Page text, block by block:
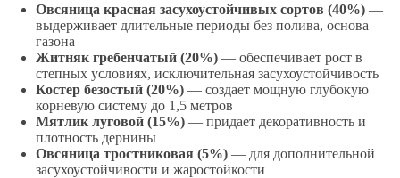
Овсяница красная засухоустойчивых сортов (40%) —
выдерживает длительные периоды без полива, основа
газона
Житняк гребенчатый (20%) — обеспечивает рост в
степных условиях, исключительная засухоустойчивость
Костер безостый (20%) — создает мощную глубокую
корневую систему до 1,5 метров
Мятлик луговой (15%) — придает декоративность и
плотность дернины
Овсяница тростниковая (5%) — для дополнительной
засухоустойчивости и жаростойкости